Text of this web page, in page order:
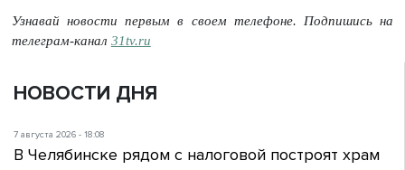
Узнавай новости первым в своем телефоне. Подпишись на
телеграм-канал 31tv.ru
НОВОСТИ ДНЯ
7 августа 2026 - 18:08
В Челябинске рядом с налоговой построят храм